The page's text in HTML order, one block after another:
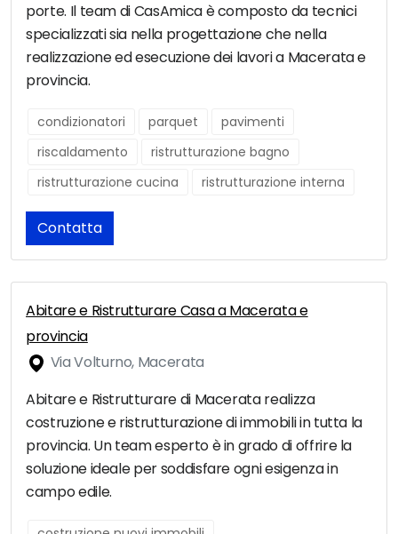
porte. Il team di CasAmica è composto da tecnici
specializzati sia nella progettazione che nella
realizzazione ed esecuzione dei lavori a Macerata e
provincia.
condizionatori parquet
pavimenti
riscaldamento
ristrutturazione bagno
ristrutturazione cucina
ristrutturazione interna
Contatta
Abitare e Ristrutturare Casa a Macerata e
provincia
Via Volturno, Macerata
Abitare e Ristrutturare di Macerata realizza
costruzione e ristrutturazione di immobili in tutta la
provincia. Un team esperto è in grado di offrire la
soluzione ideale per soddisfare ogni esigenza in
campo edile.